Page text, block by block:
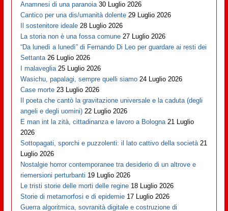
Anamnesi di una paranoia 30 Luglio 2026
Cantico per una dis/umanità dolente 29 Luglio 2026
Il sostenitore ideale 28 Luglio 2026
La storia non è una fossa comune 27 Luglio 2026
“Da lunedì a lunedì” di Fernando Di Leo per guardare ai resti dei
Settanta 26 Luglio 2026
I malaveglia 25 Luglio 2026
Wasichu, papalagi, sempre quelli siamo 24 Luglio 2026
Case morte 23 Luglio 2026
Il poeta che cantò la gravitazione universale e la caduta (degli
angeli e degli uomini) 22 Luglio 2026
E man int la zità, cittadinanza e lavoro a Bologna 21 Luglio
2026
Sottopagati, sporchi e puzzolenti: il lato cattivo della società 21
Luglio 2026
Nostalgie horror contemporanee tra desiderio di un altrove e
riemersioni perturbanti 19 Luglio 2026
Le tristi storie delle morti delle regine 18 Luglio 2026
Storie di metamorfosi e di epidemie 17 Luglio 2026
Guerra algoritmica, sovranità digitale e costruzione di